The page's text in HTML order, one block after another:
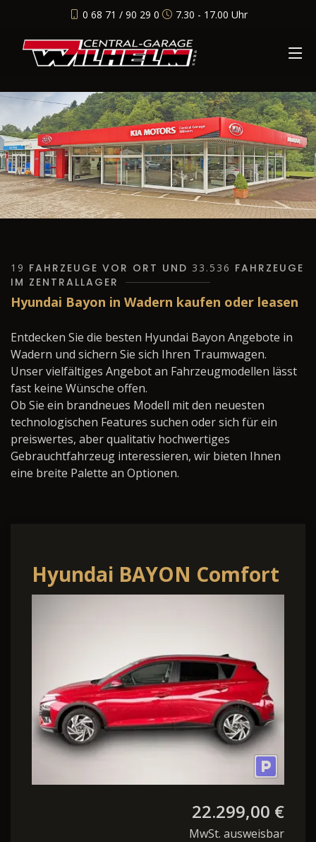
0 68 71 / 90 29 0 7.30 - 17.00 Uhr
19 FAHRZEUGE VOR ORT UND 33.536 FAHRZEUGE
IM ZENTRALLAGER
Hyundai Bayon in Wadern kaufen oder leasen
Entdecken Sie die besten Hyundai Bayon Angebote in
Wadern und sichern Sie sich Ihren Traumwagen.
Unser vielfältiges Angebot an Fahrzeugmodellen lässt
fast keine Wünsche offen.
Ob Sie ein brandneues Modell mit den neuesten
technologischen Features suchen oder sich für ein
preiswertes, aber qualitativ hochwertiges
Gebrauchtfahrzeug interessieren, wir bieten Ihnen
eine breite Palette an Optionen.
Hyundai BAYON Comfort
Plus 1.2 MPI / Navi / PDC
22.299,00 €
MwSt. ausweisbar